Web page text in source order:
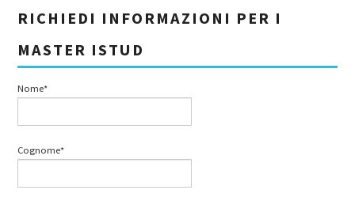
RICHIEDI INFORMAZIONI PER I
MASTER ISTUD
Nome*
Cognome*